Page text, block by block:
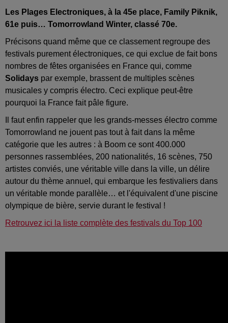
Les Plages Electroniques, à la 45e place, Family Piknik,
61e puis… Tomorrowland Winter, classé 70e.
Précisons quand même que ce classement regroupe des
festivals purement électroniques, ce qui exclue de fait bons
nombres de fêtes organisées en France qui, comme
Solidays par exemple, brassent de multiples scènes
musicales y compris électro. Ceci explique peut-être
pourquoi la France fait pâle figure.
Il faut enfin rappeler que les grands-messes électro comme
Tomorrowland ne jouent pas tout à fait dans la même
catégorie que les autres : à Boom ce sont 400.000
personnes rassemblées, 200 nationalités, 16 scènes, 750
artistes conviés, une véritable ville dans la ville, un délire
autour du thème annuel, qui embarque les festivaliers dans
un véritable monde parallèle… et l'équivalent d'une piscine
olympique de bière, servie durant le festival !
Retrouvez ici la liste complète des festivals du Top 100